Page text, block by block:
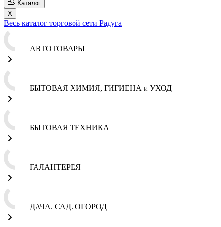
Каталог
X
Весь каталог торговой сети Радуга
АВТОТОВАРЫ
БЫТОВАЯ ХИМИЯ, ГИГИЕНА и УХОД
БЫТОВАЯ ТЕХНИКА
ГАЛАНТЕРЕЯ
ДАЧА. САД. ОГОРОД